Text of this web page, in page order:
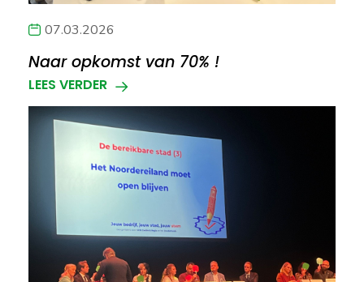
07.03.2026
Naar opkomst van 70% !
LEES VERDER